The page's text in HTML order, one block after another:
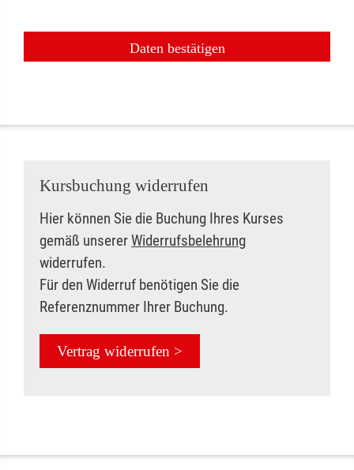
Daten bestätigen
Kursbuchung widerrufen
Hier können Sie die Buchung Ihres Kurses
gemäß unsererWiderrufsbelehrung
widerrufen.
Für den Widerruf benötigen Sie die
Referenznummer Ihrer Buchung.
Vertrag widerrufen >